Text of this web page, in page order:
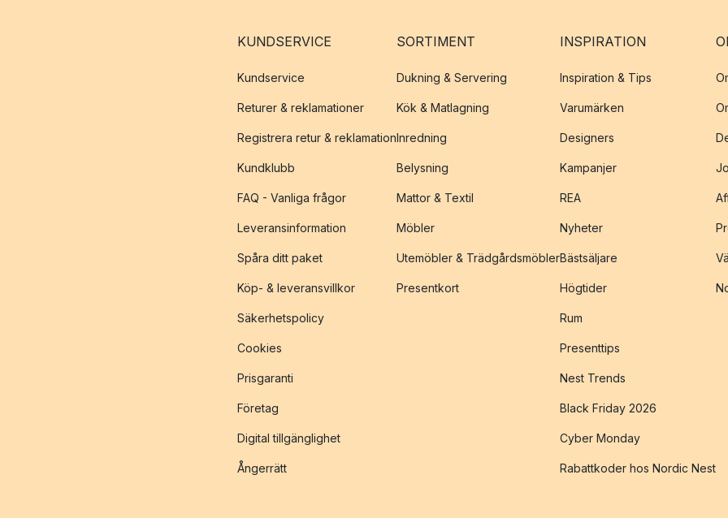
KUNDSERVICE
Kundservice
Returer & reklamationer
Registrera retur & reklamation
Kundklubb
FAQ - Vanliga frågor
Leveransinformation
Spåra ditt paket
Köp- & leveransvillkor
Säkerhetspolicy
Cookies
Prisgaranti
Företag
Digital tillgänglighet
Ångerrätt
SORTIMENT
Dukning & Servering
Kök & Matlagning
Inredning
Belysning
Mattor & Textil
Möbler
Utemöbler & Trädgårdsmöbler
Presentkort
INSPIRATION
Inspiration & Tips
Varumärken
Designers
Kampanjer
REA
Nyheter
Bästsäljare
Högtider
Rum
Presenttips
Nest Trends
Black Friday 2026
Cyber Monday
Rabattkoder hos Nordic Nest